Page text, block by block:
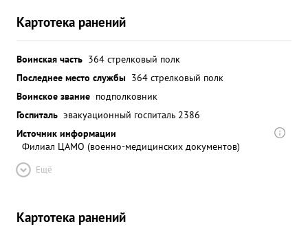
Картотека ранений
Воинская часть 364 стрелковый полк
Последнее место службы 364 стрелковый полк
Воинское звание подполковник
Госпиталь эвакуационный госпиталь 2386
Источник информации
Филиал ЦАМО (военно-медицинских документов)
Ещё
Картотека ранений